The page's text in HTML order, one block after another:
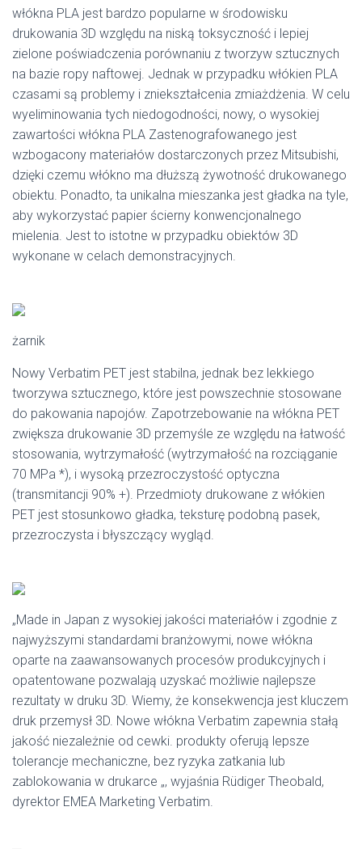
włókna PLA jest bardzo popularne w środowisku
drukowania 3D względu na niską toksyczność i lepiej
zielone poświadczenia porównaniu z tworzyw sztucznych
na bazie ropy naftowej. Jednak w przypadku włókien PLA
czasami są problemy i zniekształcenia zmiażdżenia. W celu
wyeliminowania tych niedogodności, nowy, o wysokiej
zawartości włókna PLA Zastenografowanego jest
wzbogacony materiałów dostarczonych przez Mitsubishi,
dzięki czemu włókno ma dłuższą żywotność drukowanego
obiektu. Ponadto, ta unikalna mieszanka jest gładka na tyle,
aby wykorzystać papier ścierny konwencjonalnego
mielenia. Jest to istotne w przypadku obiektów 3D
wykonane w celach demonstracyjnych.
żarnik
Nowy Verbatim PET jest stabilna, jednak bez lekkiego
tworzywa sztucznego, które jest powszechnie stosowane
do pakowania napojów. Zapotrzebowanie na włókna PET
zwiększa drukowanie 3D przemyśle ze względu na łatwość
stosowania, wytrzymałość (wytrzymałość na rozciąganie
70 MPa *), i wysoką przezroczystość optyczna
(transmitancji 90% +). Przedmioty drukowane z włókien
PET jest stosunkowo gładka, teksturę podobną pasek,
przezroczysta i błyszczący wygląd.
„Made in Japan z wysokiej jakości materiałów i zgodnie z
najwyższymi standardami branżowymi, nowe włókna
oparte na zaawansowanych procesów produkcyjnych i
opatentowane pozwalają uzyskać możliwie najlepsze
rezultaty w druku 3D. Wiemy, że konsekwencja jest kluczem
druk przemysł 3D. Nowe włókna Verbatim zapewnia stałą
jakość niezależnie od cewki. produkty oferują lepsze
tolerancje mechaniczne, bez ryzyka zatkania lub
zablokowania w drukarce „, wyjaśnia Rüdiger Theobald,
dyrektor EMEA Marketing Verbatim.